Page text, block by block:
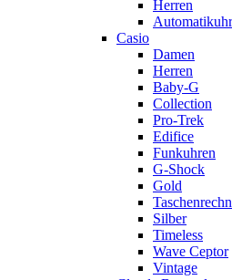
Herren
Casio
Damen
Herren
Baby-G
Collection
Pro-Trek
Edifice
Funkuhren
G-Shock
Gold
Silber
Timeless
Wave Ceptor
Vintage